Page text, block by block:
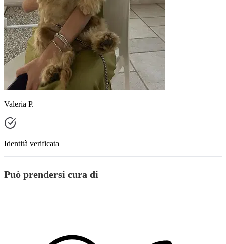
Valeria P.
Identità verificata
Può prendersi cura di